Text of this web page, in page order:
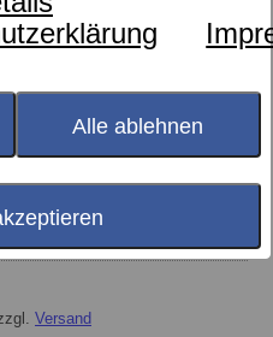
Alle ablehnen
cm
Versand